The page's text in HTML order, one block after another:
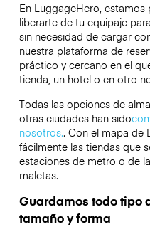
En LuggageHero,
liberarte de tu equipaje
sin necesidad de cargar
nuestra plataforma de
práctico y cercano en el
tienda, un hotel o en otro
Todas las opciones de
otras ciudades han sido
nosotros.. Con el mapa de
fácilmente las tiendas que
estaciones de metro o de
maletas.
Guardamos todo tipo
tamaño y forma